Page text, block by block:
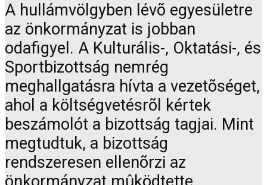
A hullámvölgyben lévõ egyesületre
az önkormányzat is jobban
odafigyel. A Kulturális-, Oktatási-, és
Sportbizottság nemrég
meghallgatásra hívta a vezetõséget,
ahol a költségvetésrõl kértek
beszámolót a bizottság tagjai. Mint
megtudtuk, a bizottság
rendszeresen ellenõrzi az